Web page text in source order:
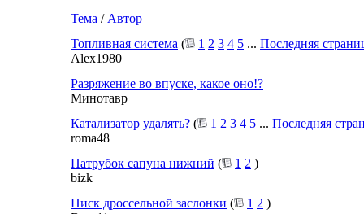
Тема / Автор
Топливная система ( 1 2 3 4 5 ... Последняя
Alex1980
Разряжение во впуске, какое оно!?
Минотавр
Катализатор удалять? ( 1 2 3 4 5 ... Последняя
roma48
Патрубок сапуна нижний ( 1 2 )
bizk
Писк дроссельной заслонки ( 1 2 )